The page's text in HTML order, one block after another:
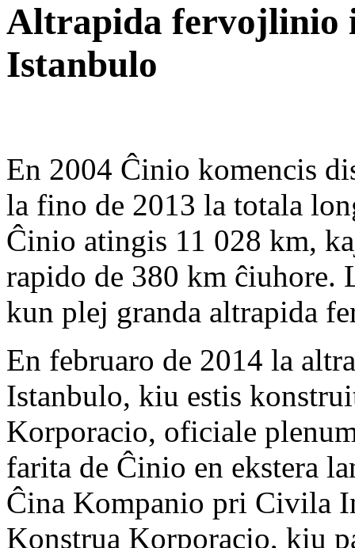
Altrapida fervojlinio
Istanbulo
En 2004 Ĉinio komencis
la fino de 2013 la totala
Ĉinio atingis 11 028 km,
rapido de 380 km ĉiuhore.
kun plej granda altrapida
En februaro de 2014 la
Istanbulo, kiu estis
Korporacio, oficiale
farita de Ĉinio en ekstera
Ĉina Kompanio pri Civila
Konstrua Korporacio, kiu